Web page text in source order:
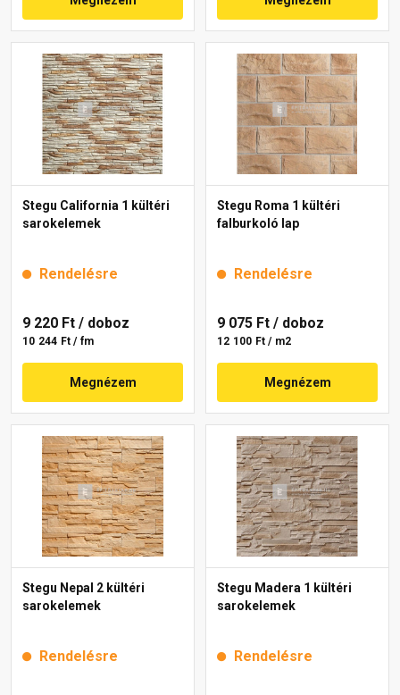
Stegu California 1 kültéri
sarokelemek
Rendelésre
9 220 Ft / doboz
10 244 Ft / fm
Megnézem
Stegu Roma 1 kültéri
falburkoló lap
Rendelésre
9 075 Ft / doboz
12 100 Ft / m2
Megnézem
Stegu Nepal 2 kültéri
sarokelemek
Rendelésre
Stegu Madera 1 kültéri
sarokelemek
Rendelésre